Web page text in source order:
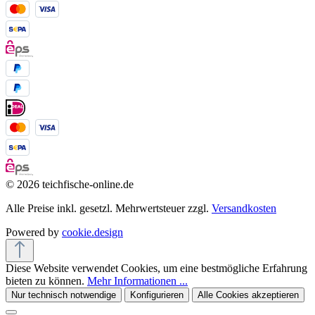
© 2026 teichfische-online.de
Alle Preise inkl. gesetzl. Mehrwertsteuer zzgl. Versandkosten
Powered by cookie.design
Diese Website verwendet Cookies, um eine bestmögliche Erfahrung
bieten zu können. Mehr Informationen ...
Nur technisch notwendige Konfigurieren Alle Cookies akzeptieren